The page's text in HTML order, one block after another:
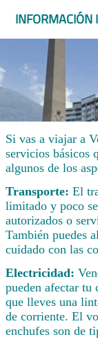
INFORMACIÓN
Si vas a viajar a
servicios básicos
algunos de los
Transporte: El
limitado y poco
autorizados o
También puedes
cuidado con las
Electricidad:
pueden afectar tu
que lleves una
de corriente. El
enchufes son de